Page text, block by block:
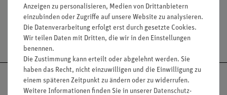
Versandkostenfrei ab 300,- €
Anzeigen zu personalisieren, Medien von Drittanbietern
einzubinden oder Zugriffe auf unsere Website zu analysieren.
Die Datenverarbeitung erfolgt erst durch gesetzte Cookies.
Wir teilen Daten mit Dritten, die wir in den Einstellungen
benennen.
Die Zustimmung kann erteilt oder abgelehnt werden. Sie
haben das Recht, nicht einzuwilligen und die Einwilligung zu
einem späteren Zeitpunkt zu ändern oder zu widerrufen.
Weitere Informationen finden Sie in unserer Daten­schutz­